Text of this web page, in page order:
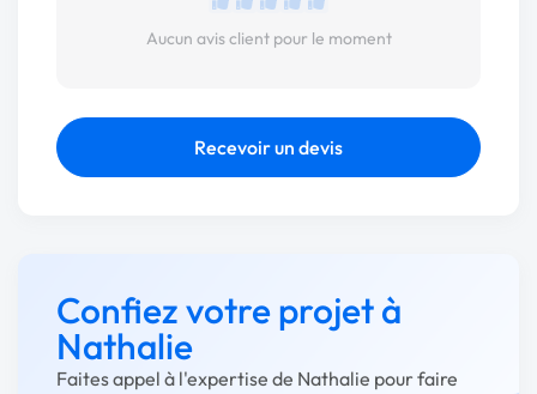
Aucun avis client pour le moment
Recevoir un devis
Confiez votre projet à
Nathalie
Faites appel à l'expertise de Nathalie pour faire